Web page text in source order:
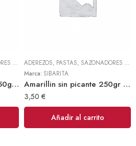
ADEREZOS, PASTAS, SAZONADORES Y CONDIMENTOS ,TODOS
Panquita bajo picante 250gr (Sibarita)
ADEREZOS, PASTAS, SAZONADORES Y CONDIMENTOS
Marca: SIBARITA
Amarillin sin picante 250gr (Sibarita)
3,50 €
Añadir al carrito